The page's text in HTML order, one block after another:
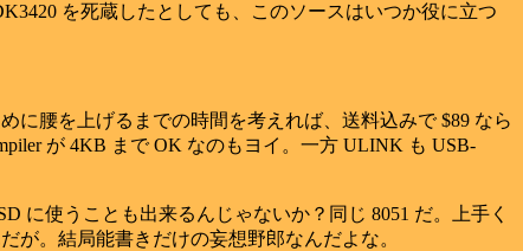
を死蔵したとしても、このソースはいつか役に立つ
に腰を上げるまでの時間を考えれば、送料込みで $89 なら
が 4KB まで OK なのもヨイ。一方 ULINK も USB-
に使うことも出来るんじゃないか？同じ 8051 だ。上手く
が。結局能書きだけの妄想野郎なんだよな。